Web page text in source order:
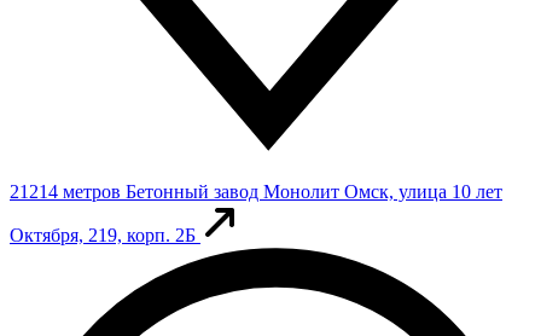
21214 метров Бетонный завод Монолит Омск, улица 10 лет
Октября, 219, корп. 2Б